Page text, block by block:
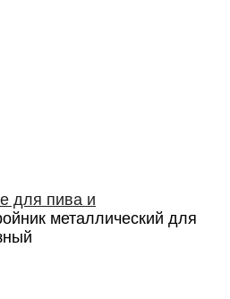
для пива и
металлический для